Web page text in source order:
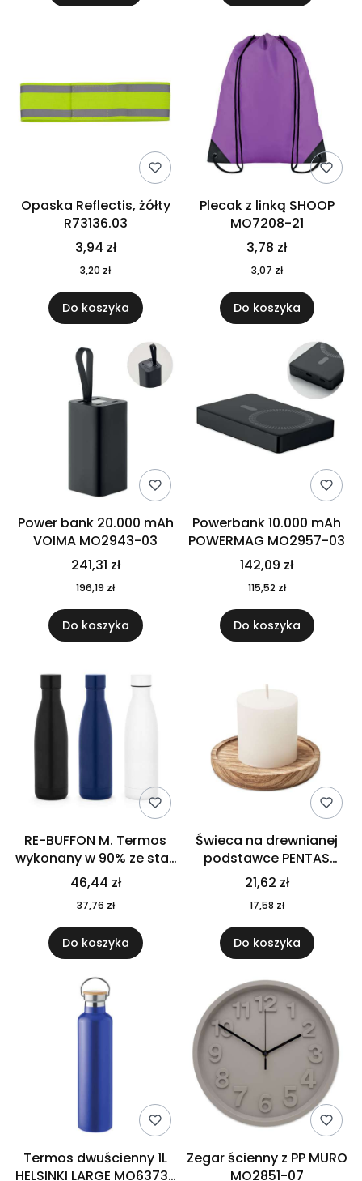
Opaska Reflectis, żółty
R73136.03
3,94 zł
3,20 zł
Do koszyka
Plecak z linką SHOOP
MO7208-21
3,78 zł
3,07 zł
Do koszyka
Power bank 20.000 mAh
VOIMA MO2943-03
241,31 zł
196,19 zł
Do koszyka
Powerbank 10.000 mAh
POWERMAG MO2957-03
142,09 zł
115,52 zł
Do koszyka
RE-BUFFON M. Termos
wykonany w 90% ze stali
nierdzewnej
pochodzącej z
recyklingu 520 ml 94294
46,44 zł
37,76 zł
Do koszyka
Świeca na drewnianej
podstawce PENTAS
MO6282-40
21,62 zł
17,58 zł
Do koszyka
Termos dwuścienny 1L
HELSINKI LARGE MO6373-
Zegar ścienny z PP MURO
MO2851-07